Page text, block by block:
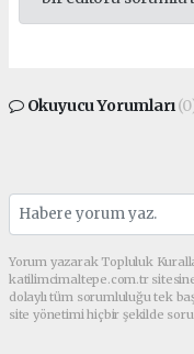
Okuyucu Yorumları
Yorum yazarak Topluluk
katilimcimaltepe.com.tr
dolaylı tüm sorumluluğu tek
site yönetimi hiçbir şekilde